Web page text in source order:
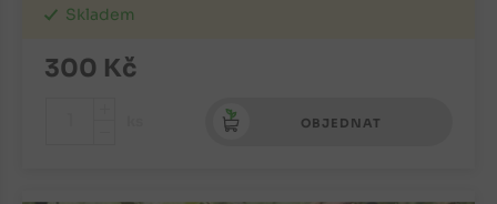
Skladem
300 Kč
OBJEDNAT